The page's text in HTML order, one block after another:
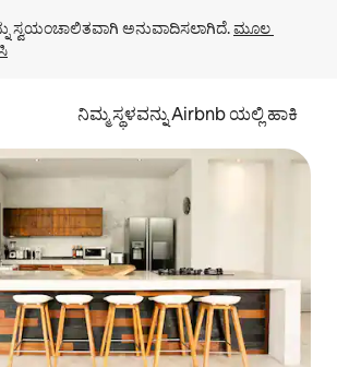
ಸ್ವಯಂಚಾಲಿತವಾಗಿ ಅನುವಾದಿಸಲಾಗಿದೆ. ಮೂಲ
ನಿಮ್ಮ ಸ್ಥಳವನ್ನು Airbnb ಯಲ್ಲಿ ಹಾಕಿ